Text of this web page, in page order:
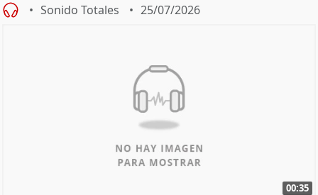
Sonido Totales 25/07/2026
00:35